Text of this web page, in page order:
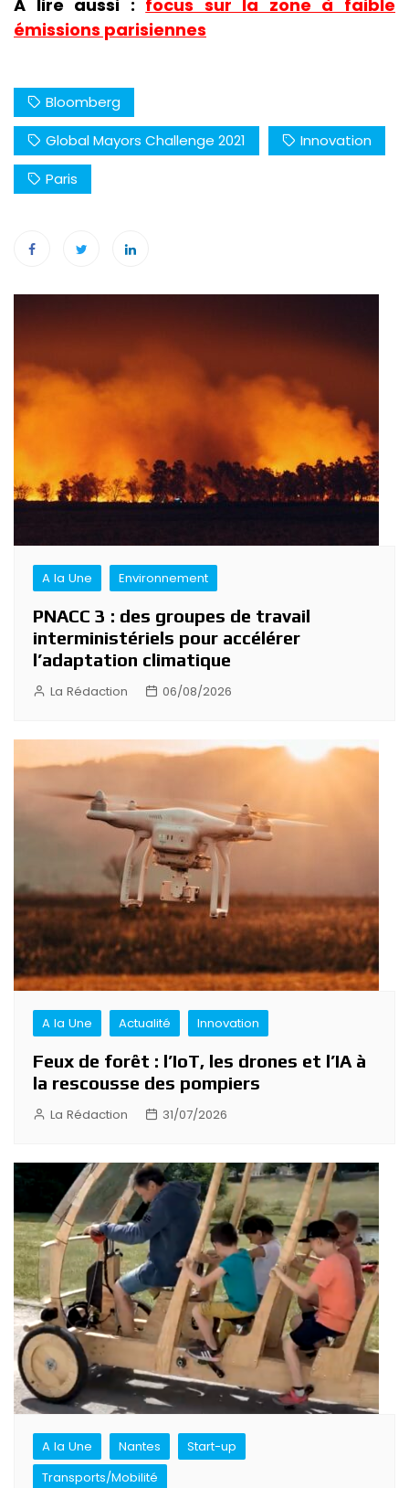
A lire aussi : focus sur la zone à faible
émissions parisiennes
Bloomberg
Global Mayors Challenge 2021
Innovation
Paris
Navigation
de
l’article
A la Une Environnement
PNACC 3 : des groupes de travail
interministériels pour accélérer
l’adaptation climatique
La Rédaction 06/08/2026
A la Une Actualité Innovation
Feux de forêt : l’IoT, les drones et l’IA à
la rescousse des pompiers
La Rédaction 31/07/2026
A la Une Nantes
Start-up
Transports/Mobilité